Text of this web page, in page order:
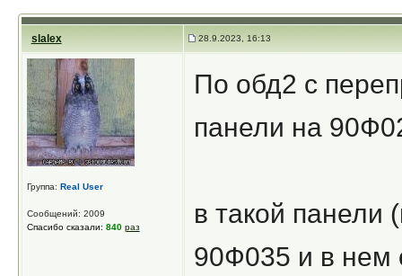
slalex 28.9.2023, 16:13
Группа: Real User
Сообщений: 2009
Спасибо сказали: 840 раз
По обд2 с
панели на
в такой панели
90Ф035 и в нем